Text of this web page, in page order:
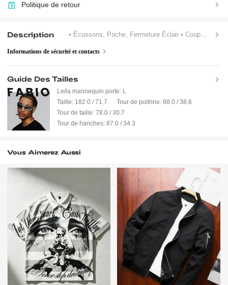
Politique de retour
Description • Écussons, Poche, Fermeture Éclair • Coupe Régulière
Informations de sécurité et contacts
Guide Des Tailles
Le/la mannequin porte: L
Taille: 182.0 / 71.7 Tour de poitrine: 98.0 / 38.6
Tour de taille: 78.0 / 30.7
Tour de hanches: 87.0 / 34.3
Vous Aimerez Aussi